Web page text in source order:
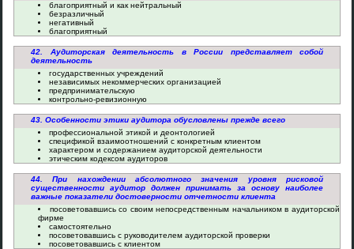
благоприятный и как нейтральный
безразличный
негативный
благоприятный
42. Аудиторская деятельность в России представляет собой
деятельность
государственных учреждений
независимых некоммерческих организацией
предпринимательскую
контрольно-ревизионную
43. Особенности этики аудитора обусловлены прежде всего
профессиональной этикой и деонтологией
спецификой взаимоотношений с конкретным клиентом
характером и содержанием аудиторской деятельности
этическим кодексом аудиторов
44. При нахождении абсолютного значения уровня рисковой
существенности аудитор должен принимать за основу наиболее
важные показатели достоверности отчетности клиента
посоветовавшись со своим непосредственным начальником в аудиторской
фирме
самостоятельно
посоветовавшись с руководителем аудиторской проверки
посоветовавшись с клиентом